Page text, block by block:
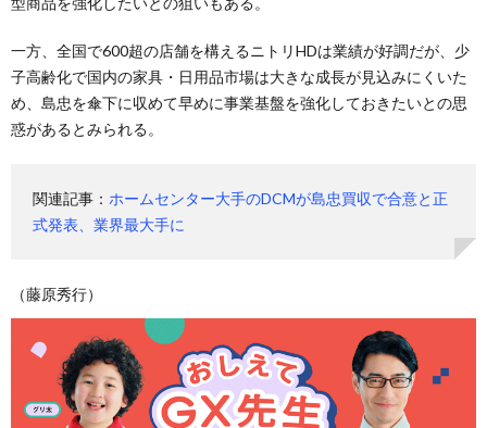
一方、全国で600超の店舗を構えるニトリHDは業績が好調だが、少
子高齢化で国内の家具・日用品市場は大きな成長が見込みにくいた
め、島忠を傘下に収めて早めに事業基盤を強化しておきたいとの思
惑があるとみられる。
関連記事： ホームセンター大手のDCMが島忠買収で合意と正
式発表、業界最大手に
（藤原秀行）